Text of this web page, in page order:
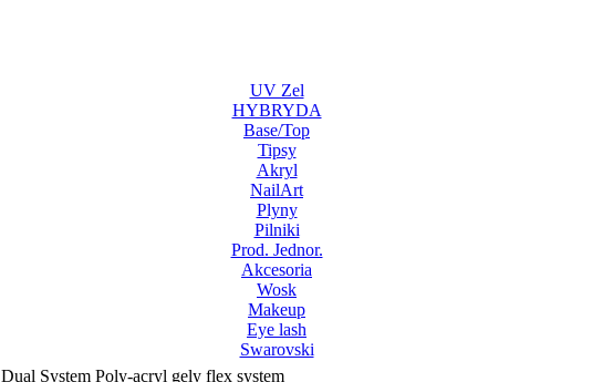
UV Zel
HYBRYDA
Base/Top
Tipsy
Akryl
NailArt
Plyny
Pilniki
Prod. Jednor.
Akcesoria
Wosk
Makeup
Eye lash
Swarovski
Dual System Poly-acryl gely flex system